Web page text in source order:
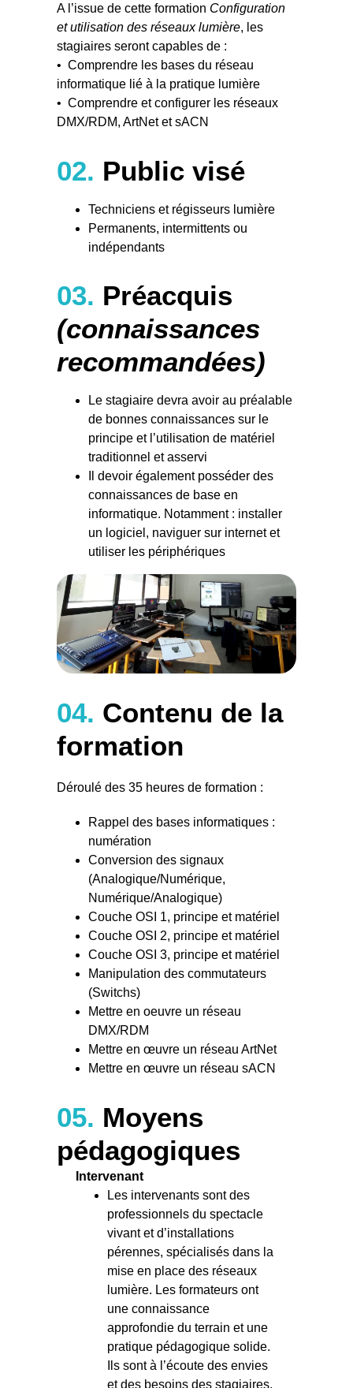
A l’issue de cette formation Configuration
et utilisation des réseaux lumière, les
stagiaires seront capables de :
• Comprendre les bases du réseau
informatique lié à la pratique lumière
• Comprendre et configurer les réseaux
DMX/RDM, ArtNet et sACN
02. Public visé
Techniciens et régisseurs lumière
Permanents, intermittents ou
indépendants
03. Préacquis
(connaissances
recommandées)
Le stagiaire devra avoir au préalable
de bonnes connaissances sur le
principe et l’utilisation de matériel
traditionnel et asservi
Il devoir également posséder des
connaissances de base en
informatique. Notamment : installer
un logiciel, naviguer sur internet et
utiliser les périphériques
04. Contenu de la
formation
Déroulé des 35 heures de formation :
Rappel des bases informatiques :
numération
Conversion des signaux
(Analogique/Numérique,
Numérique/Analogique)
Couche OSI 1, principe et matériel
Couche OSI 2, principe et matériel
Couche OSI 3, principe et matériel
Manipulation des commutateurs
(Switchs)
Mettre en oeuvre un réseau
DMX/RDM
Mettre en œuvre un réseau ArtNet
Mettre en œuvre un réseau sACN
05. Moyens
pédagogiques
Intervenant
Les intervenants sont des
professionnels du spectacle
vivant et d’installations
pérennes, spécialisés dans la
mise en place des réseaux
lumière. Les formateurs ont
une connaissance
approfondie du terrain et une
pratique pédagogique solide.
Ils sont à l’écoute des envies
et des besoins des stagiaires,